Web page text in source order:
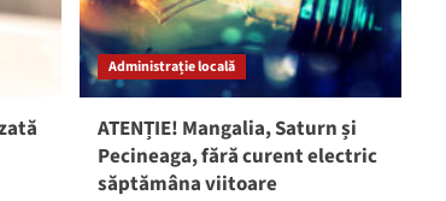
Administrație locală
ATENȚIE! Mangalia, Saturn și
Pecineaga, fără curent electric
săptămâna viitoare